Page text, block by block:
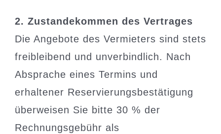
2. Zustandekommen des Vertrages
Die Angebote des Vermieters sind stets
freibleibend und unverbindlich. Nach
Absprache eines Termins und
erhaltener Reservierungsbestätigung
überweisen Sie bitte 30 % der
Rechnungsgebühr als